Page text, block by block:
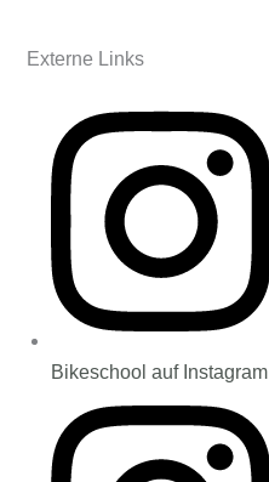
Externe Links
Bikeschool auf Instagram